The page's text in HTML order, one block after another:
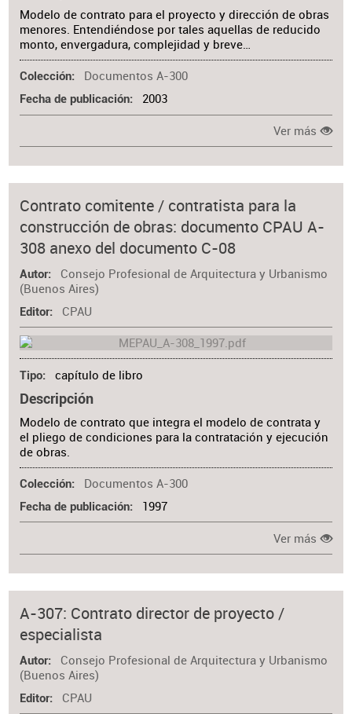
Modelo de contrato para el proyecto y dirección de obras
menores. Entendiéndose por tales aquellas de reducido
monto, envergadura, complejidad y breve…
Colección Documentos A-300
Fecha de publicación 2003
Ver más
Contrato comitente / contratista para la
construcción de obras: documento CPAU A-
308 anexo del documento C-08
Autor
Consejo Profesional de Arquitectura y Urbanismo
(Buenos Aires)
Editor CPAU
Tipo capítulo de libro
Descripción
Modelo de contrato que integra el modelo de contrata y
el pliego de condiciones para la contratación y ejecución
de obras.
Colección Documentos A-300
Fecha de publicación 1997
Ver más
A-307: Contrato director de proyecto /
especialista
Autor
Consejo Profesional de Arquitectura y Urbanismo
(Buenos Aires)
Editor CPAU